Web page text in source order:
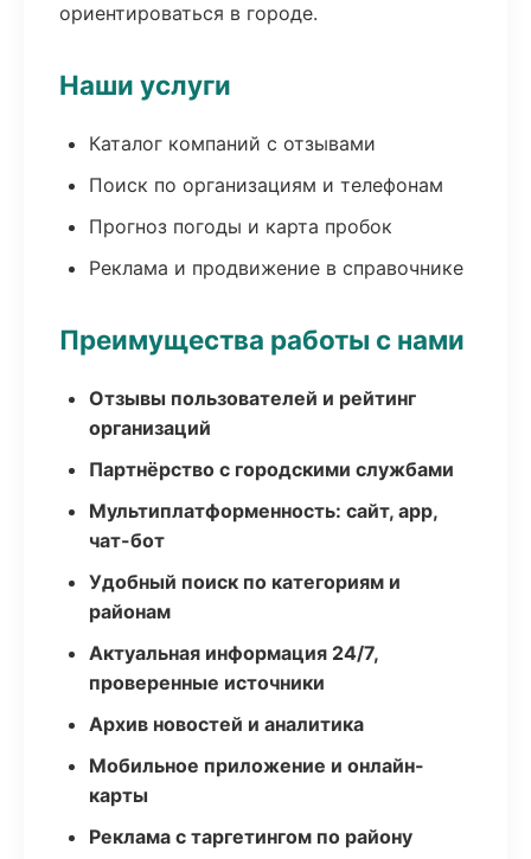
ориентироваться в городе.
Наши услуги
Каталог компаний с отзывами
Поиск по организациям и телефонам
Прогноз погоды и карта пробок
Реклама и продвижение в справочнике
Преимущества работы с нами
Отзывы пользователей и рейтинг
организаций
Партнёрство с городскими службами
Мультиплатформенность: сайт, app,
чат-бот
Удобный поиск по категориям и
районам
Актуальная информация 24/7,
проверенные источники
Архив новостей и аналитика
Мобильное приложение и онлайн-
карты
Реклама с таргетингом по району